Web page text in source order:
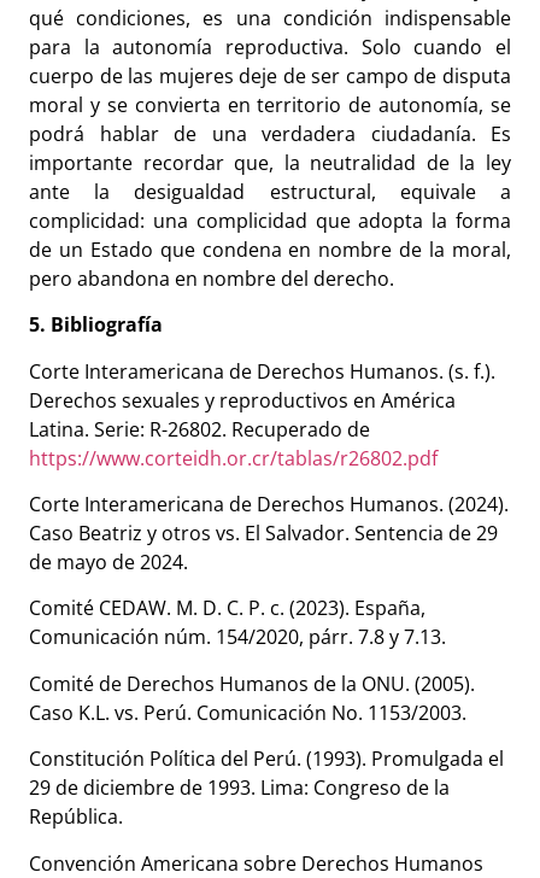
qué condiciones, es una condición indispensable
para la autonomía reproductiva. Solo cuando el
cuerpo de las mujeres deje de ser campo de disputa
moral y se convierta en territorio de autonomía, se
podrá hablar de una verdadera ciudadanía. Es
importante recordar que, la neutralidad de la ley
ante la desigualdad estructural, equivale a
complicidad: una complicidad que adopta la forma
de un Estado que condena en nombre de la moral,
pero abandona en nombre del derecho.
5. Bibliografía
Corte Interamericana de Derechos Humanos. (s. f.).
Derechos sexuales y reproductivos en América
Latina. Serie: R-26802. Recuperado de
https://www.corteidh.or.cr/tablas/r26802.pdf
Corte Interamericana de Derechos Humanos. (2024).
Caso Beatriz y otros vs. El Salvador. Sentencia de 29
de mayo de 2024.
Comité CEDAW. M. D. C. P. c. (2023). España,
Comunicación núm. 154/2020, párr. 7.8 y 7.13.
Comité de Derechos Humanos de la ONU. (2005).
Caso K.L. vs. Perú. Comunicación No. 1153/2003.
Constitución Política del Perú. (1993). Promulgada el
29 de diciembre de 1993. Lima: Congreso de la
República.
Convención Americana sobre Derechos Humanos